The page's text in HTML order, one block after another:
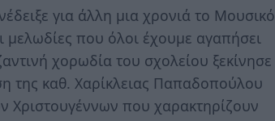
για άλλη μια χρονιά το Μουσικό
μελωδίες που όλοι έχουμε αγαπήσει
χορωδία του σχολείου ξεκίνησε
της καθ. Χαρίκλειας Παπαδοπούλου
Χριστουγέννων που χαρακτηρίζουν